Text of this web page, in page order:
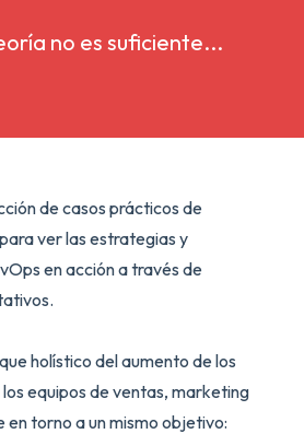
no es suficiente...
de casos prácticos de
ver las estrategias y
en acción a través de
holístico del aumento de los
equipos de ventas, marketing
en torno a un mismo objetivo: